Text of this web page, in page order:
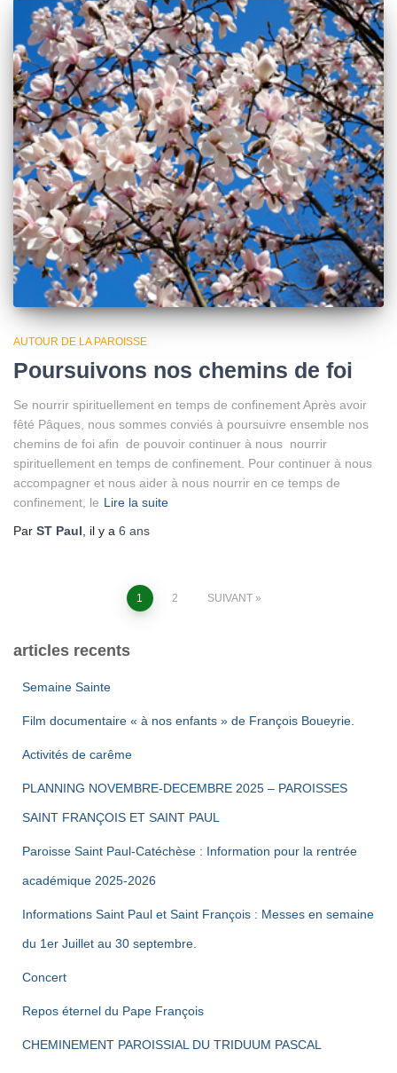
AUTOUR DE LA PAROISSE
Poursuivons nos chemins de foi
Se nourrir spirituellement en temps de confinement Après avoir
fêté Pâques, nous sommes conviés à poursuivre ensemble nos
chemins de foi afin de pouvoir continuer à nous nourrir
spirituellement en temps de confinement. Pour continuer à nous
accompagner et nous aider à nous nourrir en ce temps de
confinement, le Lire la suite
Par ST Paul, il y a 6 ans
Pagination
des
publications
1 2 SUIVANT
articles recents
Semaine Sainte
Film documentaire « à nos enfants » de François Boueyrie.
Activités de carême
PLANNING NOVEMBRE-DECEMBRE 2025 – PAROISSES
SAINT FRANÇOIS ET SAINT PAUL
Paroisse Saint Paul-Catéchèse : Information pour la rentrée
académique 2025-2026
Informations Saint Paul et Saint François : Messes en semaine
du 1er Juillet au 30 septembre.
Concert
Repos éternel du Pape François
CHEMINEMENT PAROISSIAL DU TRIDUUM PASCAL